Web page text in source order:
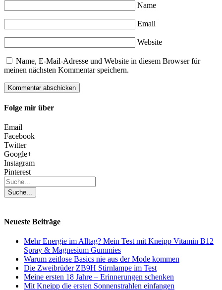
Name
Email
Website
Name, E-Mail-Adresse und Website in diesem Browser für
meinen nächsten Kommentar speichern.
Folge mir über
Email
Facebook
Twitter
Google+
Instagram
Pinterest
Neueste Beiträge
Mehr Energie im Alltag? Mein Test mit Kneipp Vitamin B12
Spray & Magnesium Gummies
Warum zeitlose Basics nie aus der Mode kommen
Die Zweibrüder ZB9H Stirnlampe im Test
Meine ersten 18 Jahre – Erinnerungen schenken
Mit Kneipp die ersten Sonnenstrahlen einfangen